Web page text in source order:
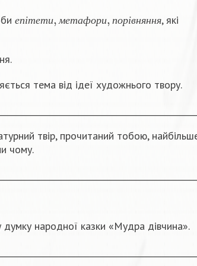
е п і т е т и метаф ор и п ор івняння , які
тема від ідеї художнього твору.
твір, прочитаний тобою,
чому.
народної казки «Мудра дівчина».